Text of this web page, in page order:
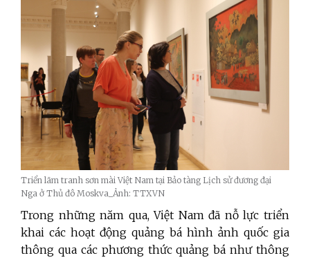
Triển lãm tranh sơn mài Việt Nam tại Bảo tàng Lịch sử đương đại
Nga ở Thủ đô Moskva_Ảnh: TTXVN
Trong những năm qua, Việt Nam đã nỗ lực triển
khai các hoạt động quảng bá hình ảnh quốc gia
thông qua các phương thức quảng bá như thông